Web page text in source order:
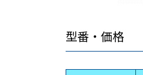
型番・価格